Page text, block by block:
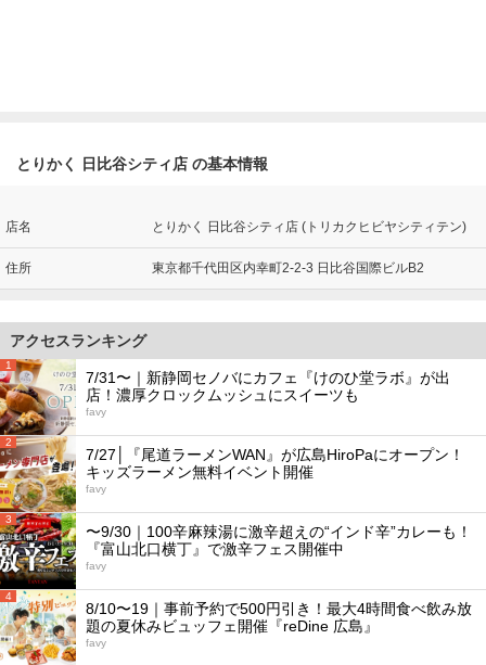
とりかく 日比谷シティ店 の基本情報
店名 とりかく 日比谷シティ店 (トリカクヒビヤシティテン)
住所 東京都千代田区内幸町2-2-3 日比谷国際ビルB2
アクセスランキング
1
7/31〜｜新静岡セノバにカフェ『けのひ堂ラボ』が出
店！濃厚クロックムッシュにスイーツも
favy
2
7/27│『尾道ラーメンWAN』が広島HiroPaにオープン！
キッズラーメン無料イベント開催
favy
3
〜9/30｜100辛麻辣湯に激辛超えの“インド辛”カレーも！
『富山北口横丁』で激辛フェス開催中
favy
4
8/10〜19｜事前予約で500円引き！最大4時間食べ飲み放
題の夏休みビュッフェ開催『reDine 広島』
favy